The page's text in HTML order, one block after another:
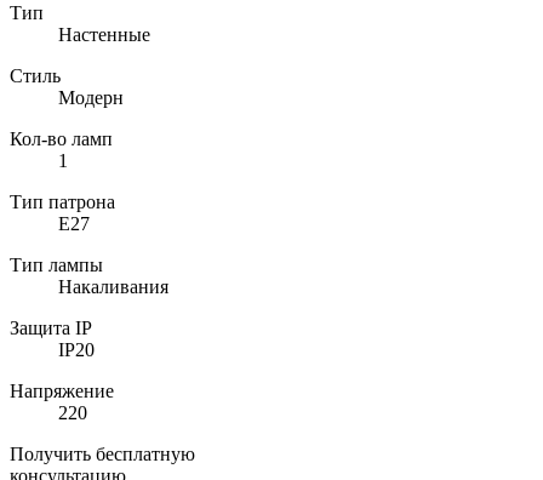
Тип
Настенные
Стиль
Модерн
Кол-во ламп
1
Тип патрона
E27
Тип лампы
Накаливания
Защита IP
IP20
Напряжение
220
Получить бесплатную
консультацию